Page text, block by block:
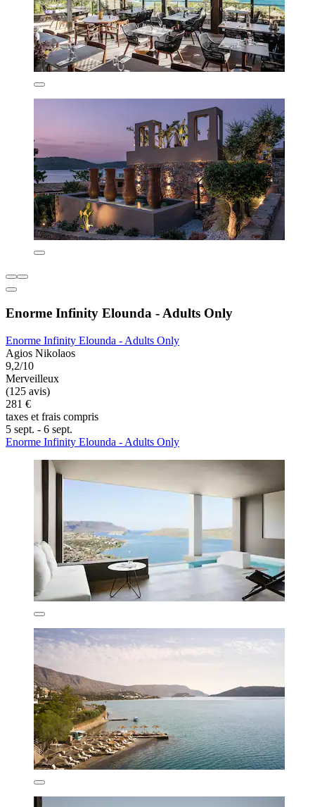
Enorme Infinity Elounda - Adults Only
Enorme Infinity Elounda - Adults Only
Agios Nikolaos
9,2/10
Merveilleux
(125 avis)
281 €
taxes et frais compris
5 sept. - 6 sept.
Enorme Infinity Elounda - Adults Only